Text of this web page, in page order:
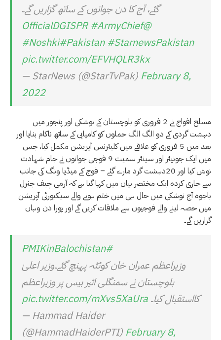
گئے، آج کا دن جوانوں کے ساتھ گزاریں گے۔
@OfficialDGISPR
#ArmyChief
#Noshki#Pakistan #StarnewsPakistan
pic.twitter.com/EFVHQLR3kx
— StarNews (@StarTvPak) February 8,
2022
مسلح افواج نے 2 فروری کو بلوچستان کے نوشکی اور پنجور میں
دہشت گردی کے دو الگ الگ حملوں کو کامیابی کے ساتھ ناکام بنایا اور
بعد میں 5 فروری کو علاقے میں کلیئرنس آپریشن مکمل کیا، جس
میں ایک جونیئر اور سینئر سمیت 9 فوجی جوانوں نے جام شہادت
نوش کیا اور 20دہشت گرد مارے گئے – فوج کے میڈیا ونگ کی جانب
سے جاری کردہ ایک مختصر بیان میں کہا گیا ہے کہ آرمی چیف جنرل
باجوہ آج نوشکی میں حال ہی میں ختم ہونے والے سیکیورٹی آپریشن
میں حصہ لینے والے فوجیوں سے ملاقات کریں گے اور پورا دن وہاں
گزاریں گے۔
#PMIKinBalochistan
وزیراعظم عمران خان کوئٹہ پہنچ گئے۔وزیر اعلیٰ
بلوچستان نے سمنگلی ائیر بیس پر وزیراعظم
کااستقبال کیا۔ pic.twitter.com/mXvs5XaUra
— Hammad Haider
(@HammadHaiderPTI) February 8,